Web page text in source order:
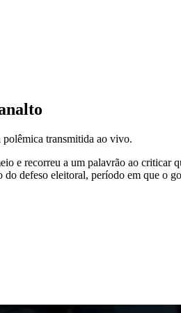
transmitida ao vivo.
e recorreu a um palavrão ao criticar
do defeso eleitoral, período em que o